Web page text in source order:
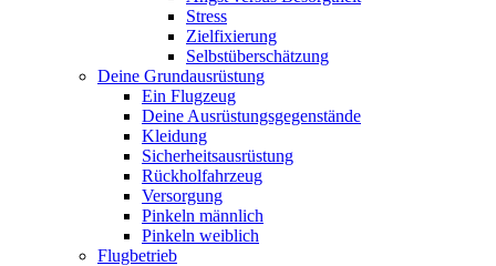
Stress
Zielfixierung
Selbstüberschätzung
Deine Grundausrüstung
Ein Flugzeug
Deine Ausrüstungsgegenstände
Kleidung
Sicherheitsausrüstung
Rückholfahrzeug
Versorgung
Pinkeln männlich
Pinkeln weiblich
Flugbetrieb